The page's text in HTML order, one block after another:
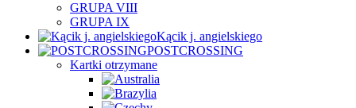
GRUPA VIII
GRUPA IX
Kącik j. angielskiego
POSTCROSSING
Kartki otrzymane